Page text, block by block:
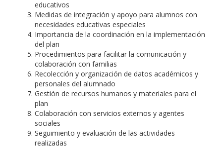
educativos
Medidas de integración y apoyo para alumnos con
necesidades educativas especiales
Importancia de la coordinación en la implementación
del plan
Procedimientos para facilitar la comunicación y
colaboración con familias
Recolección y organización de datos académicos y
personales del alumnado
Gestión de recursos humanos y materiales para el
plan
Colaboración con servicios externos y agentes
sociales
Seguimiento y evaluación de las actividades
realizadas